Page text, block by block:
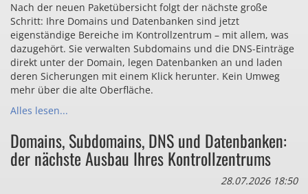
Nach der neuen Paketübersicht folgt der nächste große
Schritt: Ihre Domains und Datenbanken sind jetzt
eigenständige Bereiche im Kontrollzentrum – mit allem, was
dazugehört. Sie verwalten Subdomains und die DNS-Einträge
direkt unter der Domain, legen Datenbanken an und laden
deren Sicherungen mit einem Klick herunter. Kein Umweg
mehr über die alte Oberfläche.
Alles lesen...
Domains, Subdomains, DNS und Datenbanken:
der nächste Ausbau Ihres Kontrollzentrums
28.07.2026 18:50